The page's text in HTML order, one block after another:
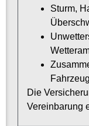
Sturm,
Die
Vereinbarung